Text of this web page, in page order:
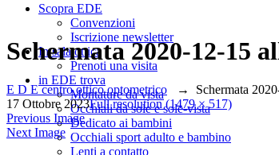
Scopra EDE
Convenzioni
Iscrizione newsletter
In sala ottica
Prenoti una visita
in EDE trova
Montature da vista
Occhiali da sole e sole-vista
Dedicato ai bambini
Occhiali sport adulto e bambino
Lenti a contatto
Schermata 2020-12-15
E D E centro ottico optometrico → Schermata
17 Ottobre 2023Full resolution (1479 × 517)
Previous Image
Next Image